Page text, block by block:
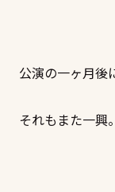
公演の一ヶ月後
それもまた一興。